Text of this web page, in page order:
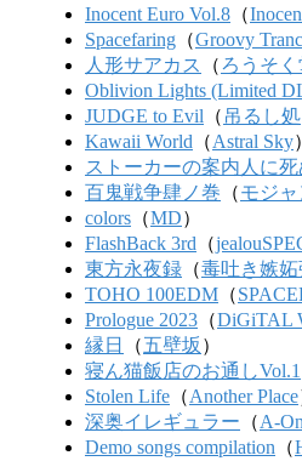
Inocent Euro Vol.8 （
Spacefaring （Groovy
人形サアカス
（ろうそく
Oblivion Lights (Limited
JUDGE to Evil （ 吊るし処
Kawaii World （Astral Sky）
ストーカーの案内人に
百鬼戦争肆ノ巻 （モジャ
colors （MD）
FlashBack 3rd （
東方永夜録 （毒吐き嫉妬
TOHO 100EDM （
Prologue 2023 （DiGiTAL
縁日
（五壁坂 ）
寝ん猫飯店のお通しVol.1
Stolen Life （Another Place
深奥イレギュラー （A-
Demo songs compilation （